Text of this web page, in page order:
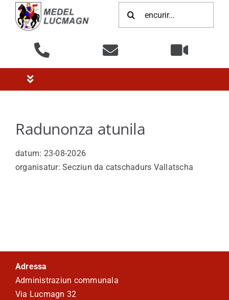
Inhalt
springen
nach:
Toggle
Administraziun
Turissem
Radunonza atunila
datum: 23-08-2026
organisatur: Secziun da catschadurs Vallatscha
Adressa
Administraziun communala
Via Lucmagn 32